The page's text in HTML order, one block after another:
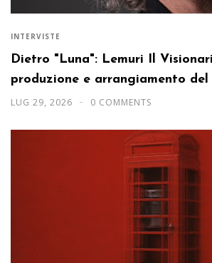
INTERVISTE
Dietro "Luna": Lemuri Il
produzione e arrangiamento del
LUG 29, 2026 0 COMMENTS